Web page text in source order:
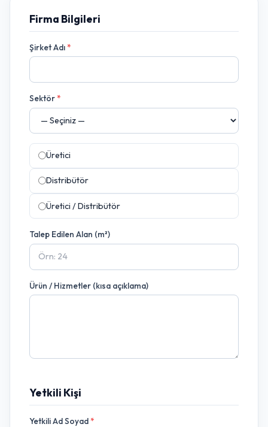
Firma Bilgileri
Şirket Adı*
Sektör*
Üretici
Distribütör
Üretici / Distribütör
Talep Edilen Alan (m²)
Ürün / Hizmetler (kısa açıklama)
Yetkili Kişi
Yetkili Ad Soyad*